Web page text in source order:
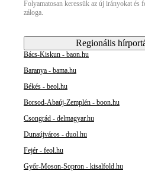
Folyamatosan keressük az új irányokat és
záloga.
Regionális
Bács-Kiskun - baon.hu
Baranya - bama.hu
Békés - beol.hu
Borsod-Abaúj-Zemplén - boon.hu
Csongrád - delmagyar.hu
Dunaújváros - duol.hu
Fejér - feol.hu
Győr-Moson-Sopron - kisalfold.hu